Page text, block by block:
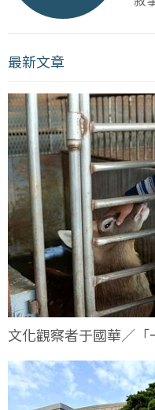
最新文章
文化觀察者于國華／